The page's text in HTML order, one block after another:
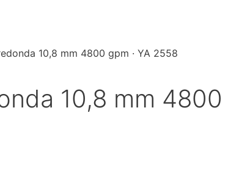
10,8 mm 4800 gpm · YA 2558
10,8 mm 4800